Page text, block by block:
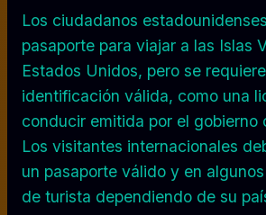
Los ciudadanos
pasaporte para viajar a las Islas
Estados Unidos, pero se
identificación válida, como una
conducir emitida por el gobierno
Los visitantes internacionales
un pasaporte válido y en
de turista dependiendo de su